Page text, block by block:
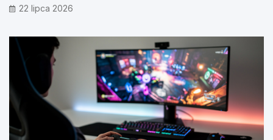
22 lipca 2026